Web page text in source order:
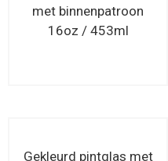
met binnenpatroon
16oz / 453ml
Gekleurd pintglas met